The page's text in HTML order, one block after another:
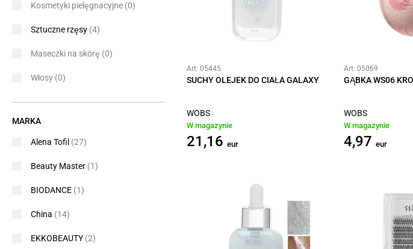
Art: 05445
SUCHY OLEJEK DO CIAŁA GALAXY
WOBS
W magazynie
21,16 eur
Art: 05069
GĄBKA WS06
WOBS
W magazynie
4,97 eur
Kosmetyki pielęgnacyjne (0)
Sztuczne rzęsy (4)
Maseczki na skórę (0)
Włosy (0)
MARKA
Alena Tofil (27)
Beauty Master (1)
BIODANCE (1)
China (14)
EKKOBEAUTY (2)